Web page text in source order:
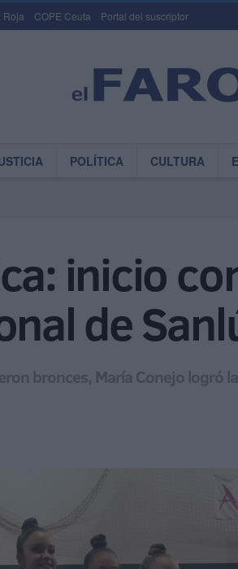
Roja COPE Ceuta Portal del suscriptor
POLÍTICA CULTURA
inicio
de
bronces, María Conejo logró